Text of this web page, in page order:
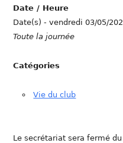
Date / Heure
Date(s) - vendredi 03/05/
Toute la journée
Catégories
Vie du club
Le secrétariat sera fermé